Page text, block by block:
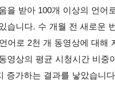
을 받아 100개 이상의 언어
습니다. 수 개월 전 새로운
어로 2천 개 동영상에 대해
영상의 평균 시청시간 비중
증가하는 결과를 낳았습니